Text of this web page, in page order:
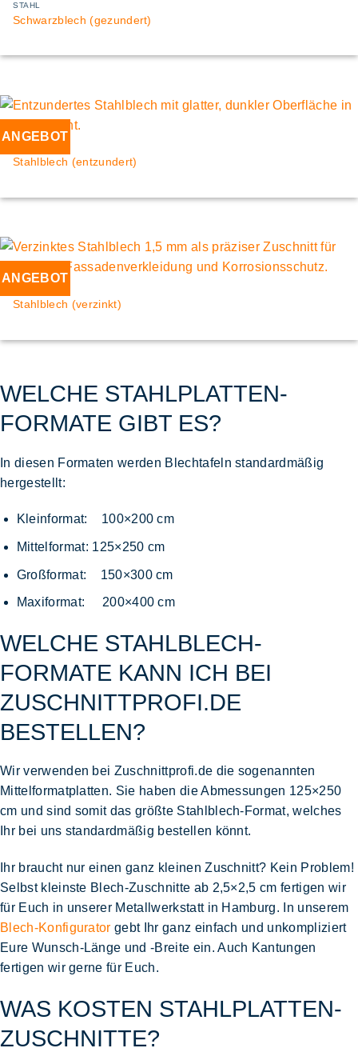
STAHL
Schwarzblech (gezundert)
ANGEBOT
Stahlblech (entzundert)
ANGEBOT
Stahlblech (verzinkt)
WELCHE STAHLPLATTEN-
FORMATE GIBT ES?
In diesen Formaten werden Blechtafeln standardmäßig
hergestellt:
Kleinformat: 100×200 cm
Mittelformat: 125×250 cm
Großformat: 150×300 cm
Maxiformat: 200×400 cm
WELCHE STAHLBLECH-
FORMATE KANN ICH BEI
ZUSCHNITTPROFI.DE
BESTELLEN?
Wir verwenden bei Zuschnittprofi.de die sogenannten
Mittelformatplatten. Sie haben die Abmessungen 125×250
cm und sind somit das größte Stahlblech-Format, welches
Ihr bei uns standardmäßig bestellen könnt.
Ihr braucht nur einen ganz kleinen Zuschnitt? Kein Problem!
Selbst kleinste Blech-Zuschnitte ab 2,5×2,5 cm fertigen wir
für Euch in unserer Metallwerkstatt in Hamburg. In unserem
Blech-Konfigurator gebt Ihr ganz einfach und unkompliziert
Eure Wunsch-Länge und -Breite ein. Auch Kantungen
fertigen wir gerne für Euch.
WAS KOSTEN STAHLPLATTEN-
ZUSCHNITTE?